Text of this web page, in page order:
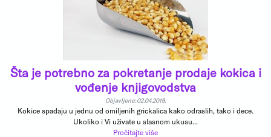
Šta je potrebno za pokretanje prodaje kokica i
vođenje knjigovodstva
Objavljeno: 02.04.2019.
Kokice spadaju u jednu od omiljenih grickalica kako odraslih, tako i dece.
Ukoliko i Vi uživate u slasnom ukusu...
Pročitajte više